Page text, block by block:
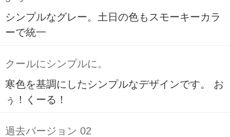
シンプルなグレー。土日の色もスモーキーカラ
ーで統一
クールにシンプルに。
寒色を基調にしたシンプルなデザインです。 お
ぅ！くーる！
過去バージョン 02